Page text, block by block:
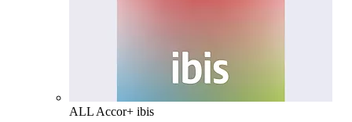
ALL Accor+ ibis